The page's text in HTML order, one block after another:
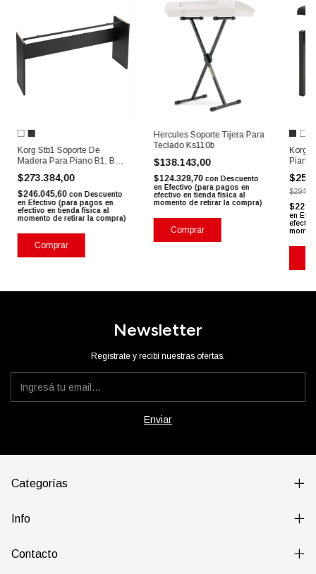
Korg Stb1 Soporte De
Madera Para Piano B1, B2 Y
Xe20
$273.384,00
$246.045,60 con Descuento
en Efectivo (para pagos en
efectivo en tienda física al
momento de retirar la compra)
Comprar
Hercules Soporte Tijera Para
Teclado Ks110b
$138.143,00
$124.328,70 con Descuento
en Efectivo (para pagos en
efectivo en tienda física al
momento de retirar la compra)
Korg
Piano
en
Newsletter
Registrate y recibí nuestras ofertas.
Categorías
Info
Contacto